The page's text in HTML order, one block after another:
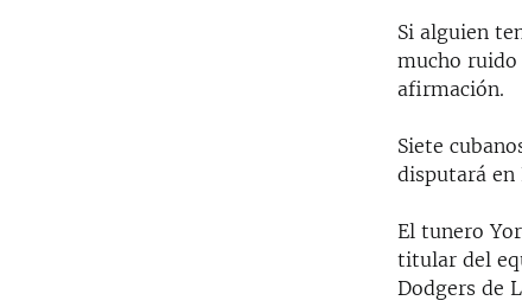
Si alguien
mucho ruido
afirmación.
Siete
disputará
El tunero
titular del
Dodgers de